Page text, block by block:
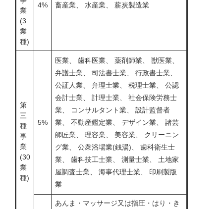
業
(3
業
種)
4% 畜産業、 水産業、 薪炭製造業
第
三
種
事
業
(30
業
種)
5%
医業、 歯科医業、 薬剤師業、 獣医業、
弁護士業、 司法書士業、 行政書士業、
公証人業、 弁理士業、 税理士業、 公認
会計士業、 計理士業、 社会保険労務士
業、 コンサルタント業、 設計監督者
業、 不動産鑑定業、 デザイン業、 諸芸
師匠業、 理容業、 美容業、 クリーニン
グ業、 公衆浴場業(銭湯)、 歯科衛生士
業、 歯科技工士業、 測量士業、 土地家
屋調査士業、 海事代理士業、 印刷製版
業
あんま・マッサージ又は指圧・はり・き